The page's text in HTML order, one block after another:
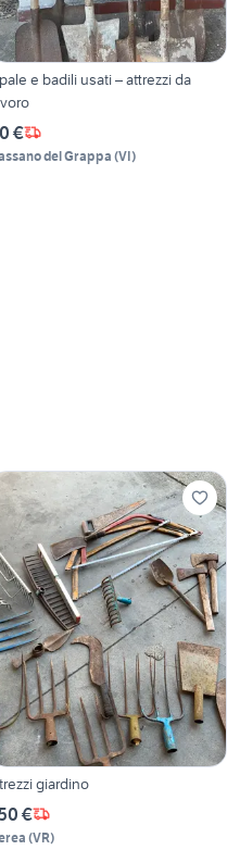
e badili usati – attrezzi da
€
del Grappa (VI)
giardino
€
(VR)